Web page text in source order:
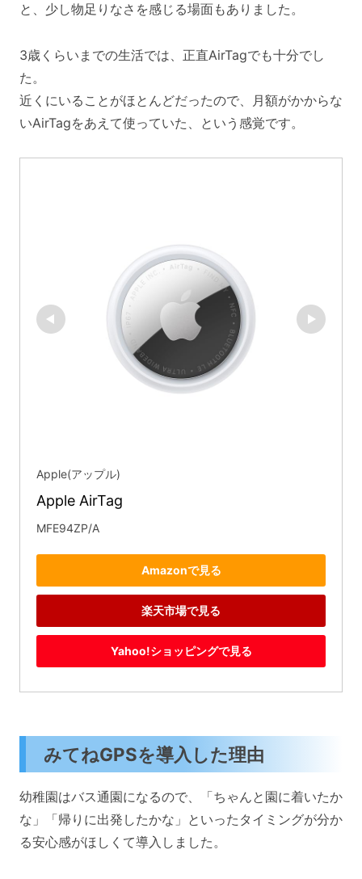
と、少し物足りなさを感じる場面もありました。
3歳くらいまでの生活では、正直AirTagでも十分でし
た。
近くにいることがほとんどだったので、月額がかからな
いAirTagをあえて使っていた、という感覚です。
Apple(アップル)
Apple AirTag
MFE94ZP/A
Amazonで見る
楽天市場で見る
Yahoo!ショッピングで見る
みてねGPSを導入した理由
幼稚園はバス通園になるので、「ちゃんと園に着いたか
な」「帰りに出発したかな」といったタイミングが分か
る安心感がほしくて導入しました。